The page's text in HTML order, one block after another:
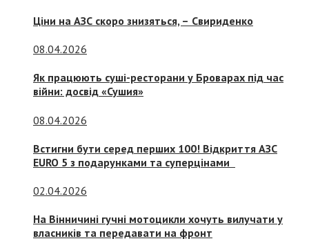
Ціни на АЗС скоро знизяться, – Свириденко
08.04.2026
Як працюють суші-ресторани у Броварах під час
війни: досвід «Сушия»
08.04.2026
Встигни бути серед перших 100! Відкриття АЗС
EURO 5 з подарунками та суперцінами
02.04.2026
На Вінничині гучні мотоцикли хочуть вилучати у
власників та передавати на фронт